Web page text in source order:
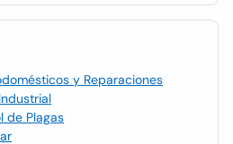
y Reparaciones
de Plagas